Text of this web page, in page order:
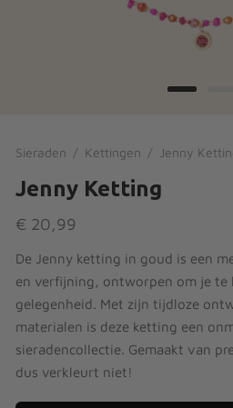
Sieraden / Kettingen / Jenny
Jenny Ketting
€ 20,99
De Jenny ketting in goud is een
en verfijning, ontworpen om je te
gelegenheid. Met zijn tijdloze
materialen is deze ketting een
sieradencollectie. Gemaakt van
dus verkleurt niet!
& Vesten